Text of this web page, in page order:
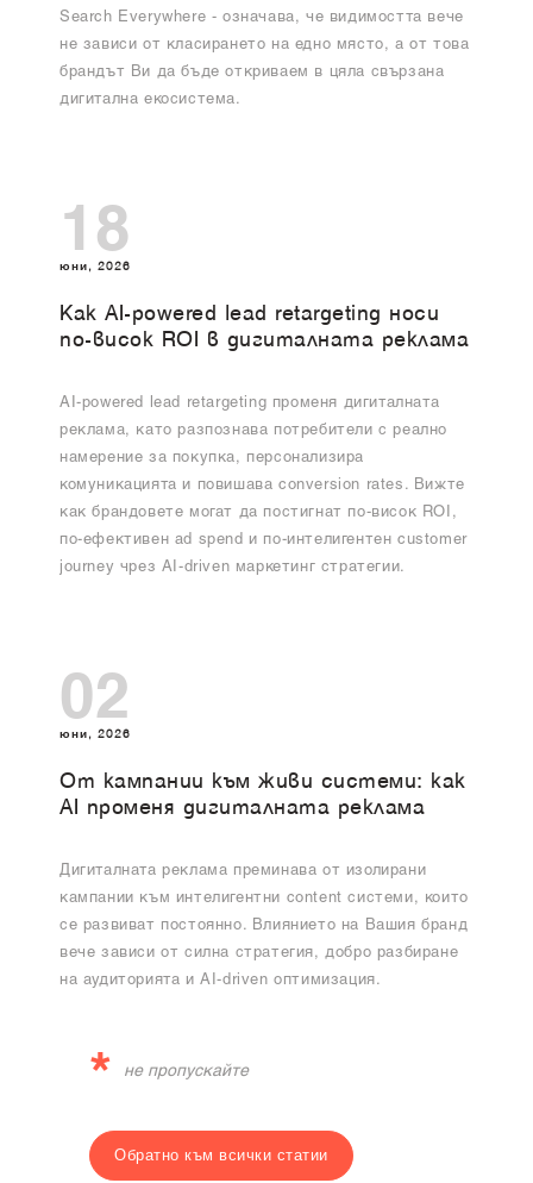
Search Everywhere - означава, че видимостта вече
не зависи от класирането на едно място, а от това
брандът Ви да бъде откриваем в цяла свързана
дигитална екосистема.
18
юни, 2026
Как AI-powered lead retargeting носи
по-висок ROI в дигиталната реклама
AI-powered lead retargeting променя дигиталната
реклама, като разпознава потребители с реално
намерение за покупка, персонализира
комуникацията и повишава conversion rates. Вижте
как брандовете могат да постигнат по-висок ROI,
по-ефективен ad spend и по-интелигентен customer
journey чрез AI-driven маркетинг стратегии.
02
юни, 2026
От кампании към живи системи: как
AI променя дигиталната реклама
Дигиталната реклама преминава от изолирани
кампании към интелигентни content системи, които
се развиват постоянно. Влиянието на Вашия бранд
вече зависи от силна стратегия, добро разбиране
на аудиторията и AI-driven оптимизация.
* не пропускайте
Обратно към всички статии